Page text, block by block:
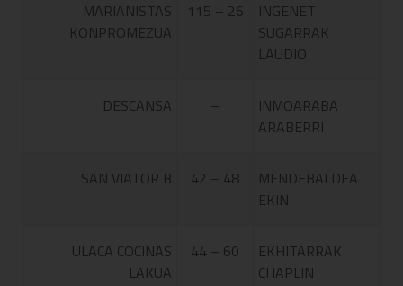
MARIANISTAS
KONPROMEZUA
115 – 26
INGENET
SUGARRAK
LAUDIO
DESCANSA –
INMOARABA
ARABERRI
SAN VIATOR B 42 – 48
MENDEBALDEA
EKIN
ULACA COCINAS
LAKUA
44 – 60
EKHITARRAK
CHAPLIN